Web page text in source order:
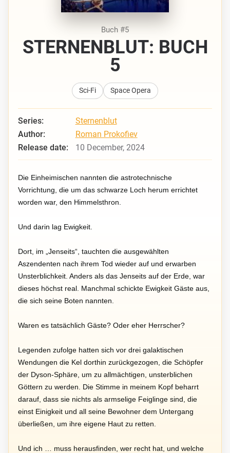
Buch #5
STERNENBLUT: BUCH
5
Sci-Fi Space Opera
Series:
Sternenblut
Author:
Roman Prokofiev
Release date:
10 December, 2024
Die Einheimischen nannten die astrotechnische
Vorrichtung, die um das schwarze Loch herum errichtet
worden war, den Himmelsthron.
Und darin lag Ewigkeit.
Dort, im „Jenseits“, tauchten die ausgewählten
Aszendenten nach ihrem Tod wieder auf und erwarben
Unsterblichkeit. Anders als das Jenseits auf der Erde, war
dieses höchst real. Manchmal schickte Ewigkeit Gäste aus,
die sich seine Boten nannten.
Waren es tatsächlich Gäste? Oder eher Herrscher?
Legenden zufolge hatten sich vor drei galaktischen
Wendungen die Kel dorthin zurückgezogen, die Schöpfer
der Dyson-Sphäre, um zu allmächtigen, unsterblichen
Göttern zu werden. Die Stimme in meinem Kopf beharrt
darauf, dass sie nichts als armselige Feiglinge sind, die
einst Einigkeit und all seine Bewohner dem Untergang
überließen, um ihre eigene Haut zu retten.
Und ich … muss herausfinden, wer recht hat, und welche